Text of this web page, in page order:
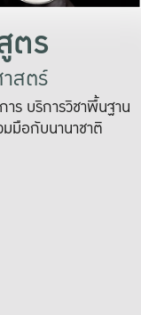
ตร
สตร์
ร บริการวิชาพื้นฐาน
มมือกับนานาชาติ